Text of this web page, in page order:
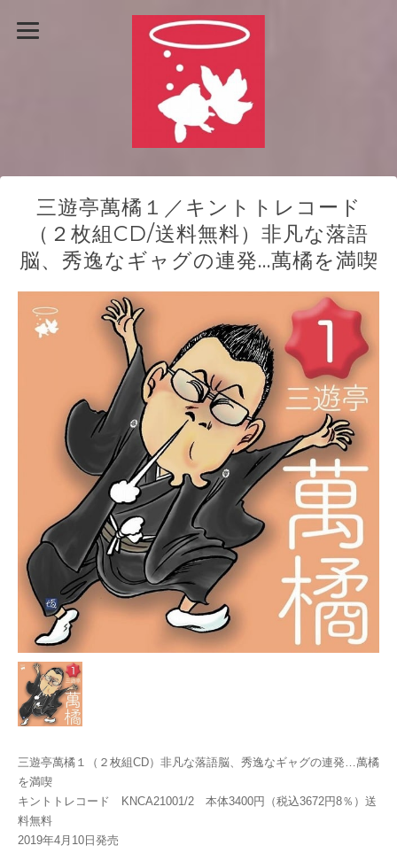
三遊亭萬橘１／キントトレコード
（２枚組CD/送料無料）非凡な落語
脳、秀逸なギャグの連発…萬橘を満喫
三遊亭萬橘１（２枚組CD）非凡な落語脳、秀逸なギャグの連発…萬橘
を満喫
キントトレコード KNCA21001/2 本体3400円（税込3672円8％）送
料無料
2019年4月10日発売